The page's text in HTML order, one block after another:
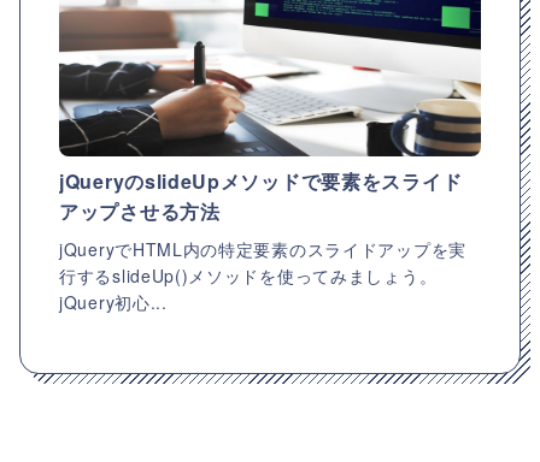
jQueryのslideUpメソッドで要素をスライド
アップさせる方法
jQueryでHTML内の特定要素のスライドアップを実
行するslideUp()メソッドを使ってみましょう。
jQuery初心...